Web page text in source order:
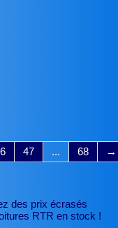
47 ... 68 →
des prix écrasés
RTR en stock !